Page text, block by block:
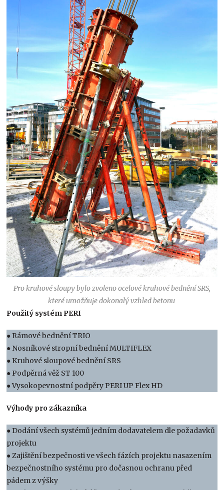
Pro kruhové sloupy bylo zvoleno ocelové kruhové bednění SRS,
které umožňuje dokonalý vzhled betonu
Použitý systém PERI
● Rámové bednění TRIO
● Nosníkové stropní bednění MULTIFLEX
● Kruhové sloupové bednění SRS
● Podpěrná věž ST 100
● Vysokopevnostní podpěry PERI UP Flex HD
Výhody pro zákazníka
● Dodání všech systémů jedním dodavatelem dle požadavků
projektu
● Zajištění bezpečnosti ve všech fázích projektu nasazením
bezpečnostního systému pro dočasnou ochranu před
pádem z výšky